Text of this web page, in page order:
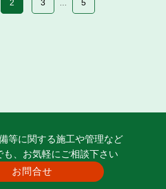
2 3 ... 5
等に関する施工や管理など
も、お気軽にご相談下さい
お問合せ